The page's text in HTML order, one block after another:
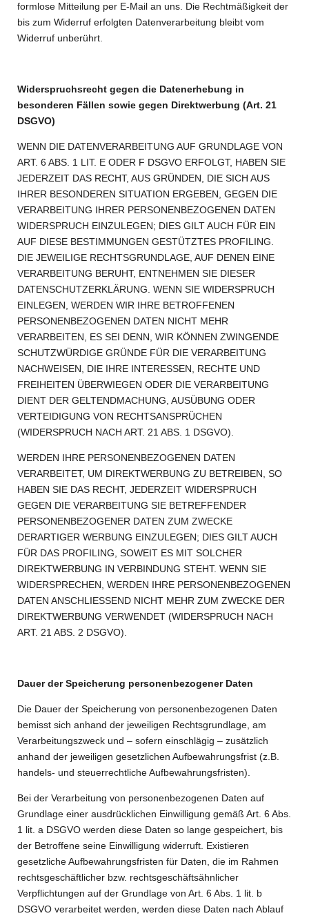
formlose Mitteilung per E-Mail an uns. Die Rechtmäßigkeit der
bis zum Widerruf erfolgten Datenverarbeitung bleibt vom
Widerruf unberührt.
Widerspruchsrecht gegen die Datenerhebung in
besonderen Fällen sowie gegen Direktwerbung (Art. 21
DSGVO)
WENN DIE DATENVERARBEITUNG AUF GRUNDLAGE VON
ART. 6 ABS. 1 LIT. E ODER F DSGVO ERFOLGT, HABEN SIE
JEDERZEIT DAS RECHT, AUS GRÜNDEN, DIE SICH AUS
IHRER BESONDEREN SITUATION ERGEBEN, GEGEN DIE
VERARBEITUNG IHRER PERSONENBEZOGENEN DATEN
WIDERSPRUCH EINZULEGEN; DIES GILT AUCH FÜR EIN
AUF DIESE BESTIMMUNGEN GESTÜTZTES PROFILING.
DIE JEWEILIGE RECHTSGRUNDLAGE, AUF DENEN EINE
VERARBEITUNG BERUHT, ENTNEHMEN SIE DIESER
DATENSCHUTZERKLÄRUNG. WENN SIE WIDERSPRUCH
EINLEGEN, WERDEN WIR IHRE BETROFFENEN
PERSONENBEZOGENEN DATEN NICHT MEHR
VERARBEITEN, ES SEI DENN, WIR KÖNNEN ZWINGENDE
SCHUTZWÜRDIGE GRÜNDE FÜR DIE VERARBEITUNG
NACHWEISEN, DIE IHRE INTERESSEN, RECHTE UND
FREIHEITEN ÜBERWIEGEN ODER DIE VERARBEITUNG
DIENT DER GELTENDMACHUNG, AUSÜBUNG ODER
VERTEIDIGUNG VON RECHTSANSPRÜCHEN
(WIDERSPRUCH NACH ART. 21 ABS. 1 DSGVO).
WERDEN IHRE PERSONENBEZOGENEN DATEN
VERARBEITET, UM DIREKTWERBUNG ZU BETREIBEN, SO
HABEN SIE DAS RECHT, JEDERZEIT WIDERSPRUCH
GEGEN DIE VERARBEITUNG SIE BETREFFENDER
PERSONENBEZOGENER DATEN ZUM ZWECKE
DERARTIGER WERBUNG EINZULEGEN; DIES GILT AUCH
FÜR DAS PROFILING, SOWEIT ES MIT SOLCHER
DIREKTWERBUNG IN VERBINDUNG STEHT. WENN SIE
WIDERSPRECHEN, WERDEN IHRE PERSONENBEZOGENEN
DATEN ANSCHLIESSEND NICHT MEHR ZUM ZWECKE DER
DIREKTWERBUNG VERWENDET (WIDERSPRUCH NACH
ART. 21 ABS. 2 DSGVO).
Dauer der Speicherung personenbezogener Daten
Die Dauer der Speicherung von personenbezogenen Daten
bemisst sich anhand der jeweiligen Rechtsgrundlage, am
Verarbeitungszweck und – sofern einschlägig – zusätzlich
anhand der jeweiligen gesetzlichen Aufbewahrungsfrist (z.B.
handels- und steuerrechtliche Aufbewahrungsfristen).
Bei der Verarbeitung von personenbezogenen Daten auf
Grundlage einer ausdrücklichen Einwilligung gemäß Art. 6 Abs.
1 lit. a DSGVO werden diese Daten so lange gespeichert, bis
der Betroffene seine Einwilligung widerruft. Existieren
gesetzliche Aufbewahrungsfristen für Daten, die im Rahmen
rechtsgeschäftlicher bzw. rechtsgeschäftsähnlicher
Verpflichtungen auf der Grundlage von Art. 6 Abs. 1 lit. b
DSGVO verarbeitet werden, werden diese Daten nach Ablauf